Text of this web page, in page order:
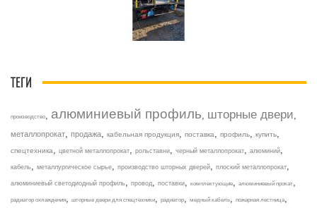
ТЕГИ
производство алюминиевый профиль шторные двери
металлопрокат продажа кабельная продукция поставка профиль купить
спецтехника цветной металлопрокат рольставни черный металлопрокат алюминий
кабель металлургическое сырье производство шторных дверей плоский металлопрокат
алюминиевый светодиодный профиль провод поставки комплектующие алюминиевый прокат
радиатор охлаждения шторные двери для спецтехники радиатор медный кабель пожарная лестница